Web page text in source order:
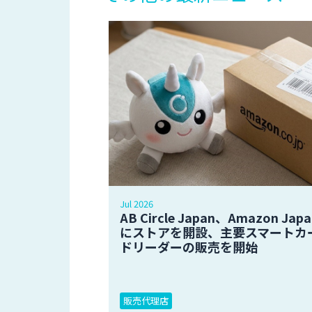
Jul 2026
AB Circle Japan、Amazon
にストアを開設、主要スマートカ
ドリーダーの販売を開始
販売代理店